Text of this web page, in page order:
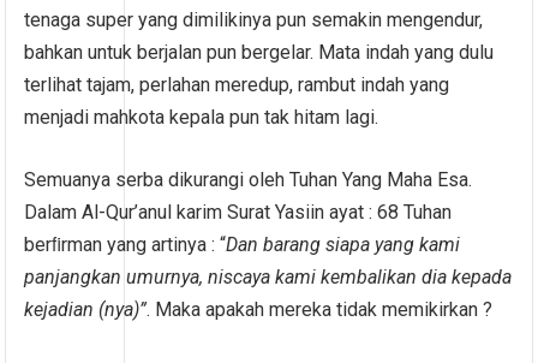
tenaga super yang dimilikinya pun semakin mengendur,
bahkan untuk berjalan pun bergelar. Mata indah yang dulu
terlihat tajam, perlahan meredup, rambut indah yang
menjadi mahkota kepala pun tak hitam lagi.
Semuanya serba dikurangi oleh Tuhan Yang Maha Esa.
Dalam Al-Qur’anul karim Surat Yasiin ayat : 68 Tuhan
berﬁrman yang artinya : “Dan barang siapa yang kami
panjangkan umurnya, niscaya kami kembalikan dia kepada
kejadian (nya)”. Maka apakah mereka tidak memikirkan ?